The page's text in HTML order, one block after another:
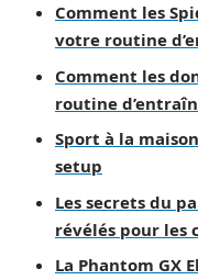
Comment les
votre routine
Comment les
routine
Sport à la
setup
Les secrets du
révélés pour les
La Phantom GX